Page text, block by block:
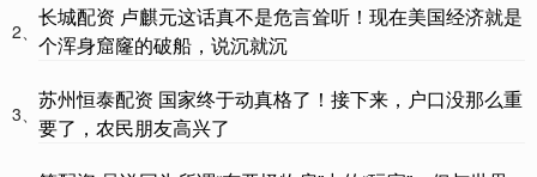
2、
长城配资 卢麒元这话真不是危言耸听！现在美国经济就是
个浑身窟窿的破船，说沉就沉
3、
苏州恒泰配资 国家终于动真格了！接下来，户口没那么重
要了，农民朋友高兴了